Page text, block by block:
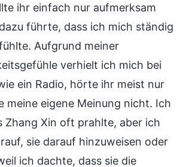
ihr einfach nur aufmerksam
führte, dass ich mich ständig
Aufgrund meiner
verhielt ich mich bei
ein Radio, hörte ihr meist nur
meine eigene Meinung nicht. Ich
Zhang Xin oft prahlte, aber ich
sie darauf hinzuweisen oder
ich dachte, dass sie die